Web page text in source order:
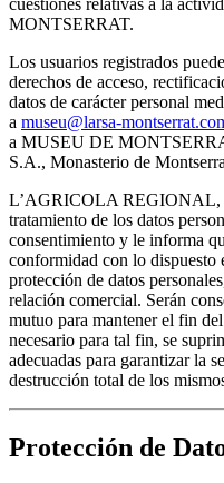
MONTSERRAT.
Los usuarios registrados
derechos de acceso,
datos de carácter personal
a museu@larsa-
a MUSEU DE
S.A., Monasterio de
L’AGRICOLA REGIONAL,
tratamiento de los datos
consentimiento y le informa
conformidad con lo dispuesto
protección de datos
relación comercial. Serán
mutuo para mantener el fin
necesario para tal fin, se
adecuadas para garantizar la
destrucción total de los
Protección de